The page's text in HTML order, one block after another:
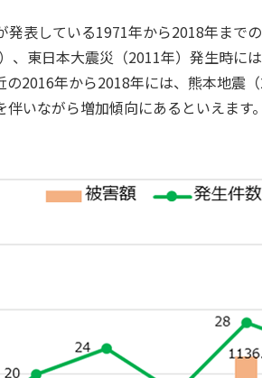
発表している1971年から2018年まで
、東日本大震災（2011年）発生時に
の2016年から2018年には、熊本地震
伴いながら増加傾向にあるといえま